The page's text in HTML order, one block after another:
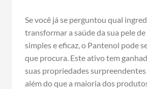
Se você já se perguntou qual
transformar a saúde da sua pele
simples e eficaz, o Pantenol pode
que procura. Este ativo tem
suas propriedades
além do que a maioria dos